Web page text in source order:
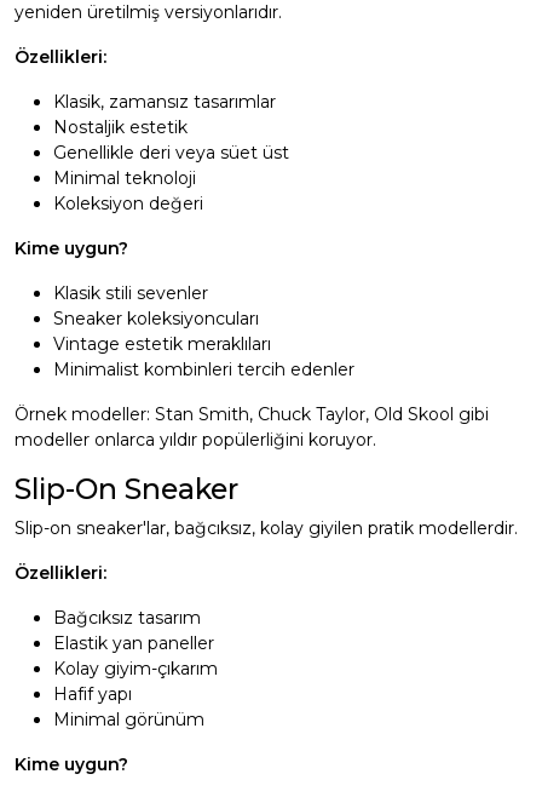
yeniden üretilmiş versiyonlarıdır.
Özellikleri:
Klasik, zamansız tasarımlar
Nostaljik estetik
Genellikle deri veya süet üst
Minimal teknoloji
Koleksiyon değeri
Kime uygun?
Klasik stili sevenler
Sneaker koleksiyoncuları
Vintage estetik meraklıları
Minimalist kombinleri tercih edenler
Örnek modeller: Stan Smith, Chuck Taylor, Old Skool gibi
modeller onlarca yıldır popülerliğini koruyor.
Slip-On Sneaker
Slip-on sneaker'lar, bağcıksız, kolay giyilen pratik modellerdir.
Özellikleri:
Bağcıksız tasarım
Elastik yan paneller
Kolay giyim-çıkarım
Hafif yapı
Minimal görünüm
Kime uygun?